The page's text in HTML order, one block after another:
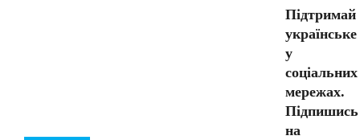
Підтримай
українське
у
соціальних
мережах.
Підпишись
на